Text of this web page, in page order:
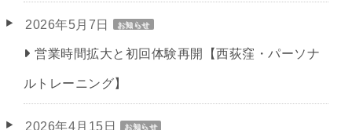
2026年5月7日 お知らせ
営業時間拡大と初回体験再開【西荻窪・パーソナ
ルトレーニング】
2026年4月15日 お知らせ